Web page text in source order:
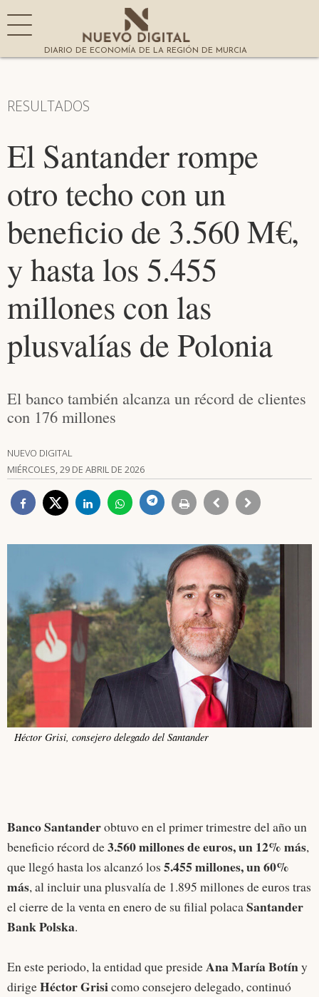
DIARIO DE ECONOMÍA DE LA REGIÓN DE MURCIA
RESULTADOS
El Santander rompe
otro techo con un
beneficio de 3.560 M€,
y hasta los 5.455
millones con las
plusvalías de Polonia
El banco también alcanza un récord de clientes
con 176 millones
NUEVO DIGITAL
MIÉRCOLES, 29 DE ABRIL DE 2026
Héctor Grisi, consejero delegado del Santander
Banco Santanderobtuvo en el primer trimestre del año un
beneficio récord de3.560 millones de euros, un 12% más,
que llegó hasta los alcanzó los 5.455 millones, un 60%
más, al incluir una plusvalía de 1.895 millones de euros tras
el cierre de la venta en enero de su filial polacaSantander
Bank Polska.
En este periodo, la entidad que presideAna María Botíny
dirigeHéctor Grisicomo consejero delegado, continuó